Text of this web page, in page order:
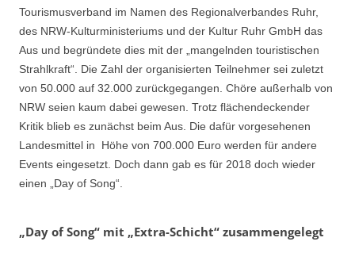
Tourismusverband im Namen des Regionalverbandes Ruhr,
des NRW-Kulturministeriums und der Kultur Ruhr GmbH das
Aus und begründete dies mit der „mangelnden touristischen
Strahlkraft“. Die Zahl der organisierten Teilnehmer sei zuletzt
von 50.000 auf 32.000 zurückgegangen. Chöre außerhalb von
NRW seien kaum dabei gewesen. Trotz flächendeckender
Kritik blieb es zunächst beim Aus. Die dafür vorgesehenen
Landesmittel in Höhe von 700.000 Euro werden für andere
Events eingesetzt. Doch dann gab es für 2018 doch wieder
einen „Day of Song“.
„Day of Song“ mit „Extra-Schicht“ zusammengelegt